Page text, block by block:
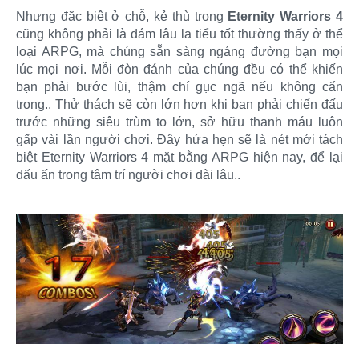
Nhưng đặc biệt ở chỗ, kẻ thù trong Eternity Warriors 4
cũng không phải là đám lâu la tiểu tốt thường thấy ở thể
loại ARPG, mà chúng sẵn sàng ngáng đường bạn mọi
lúc mọi nơi. Mỗi đòn đánh của chúng đều có thể khiến
bạn phải bước lùi, thậm chí gục ngã nếu không cẩn
trọng.. Thử thách sẽ còn lớn hơn khi bạn phải chiến đấu
trước những siêu trùm to lớn, sở hữu thanh máu luôn
gấp vài lần người chơi. Đây hứa hẹn sẽ là nét mới tách
biệt Eternity Warriors 4 mặt bằng ARPG hiện nay, để lại
dấu ấn trong tâm trí người chơi dài lâu..